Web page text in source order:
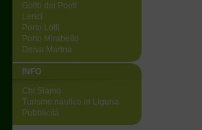
Golfo dei Poeti
Lerici
Porto Lotti
Porto Mirabello
Deiva Marina
INFO
Chi Siamo
Turismo nautico in Liguria
Pubblicità